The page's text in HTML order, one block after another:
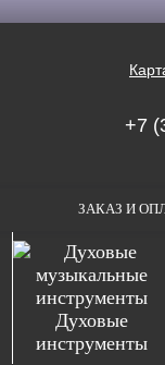
+7
ЗАКАЗ И
Духовые
инструменты